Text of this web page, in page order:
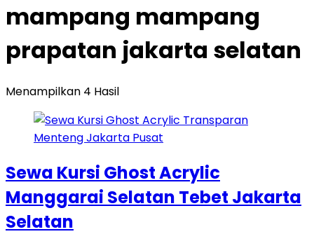
mampang mampang
prapatan jakarta selatan
Menampilkan 4 Hasil
Sewa Kursi Ghost Acrylic
Manggarai Selatan Tebet Jakarta
Selatan